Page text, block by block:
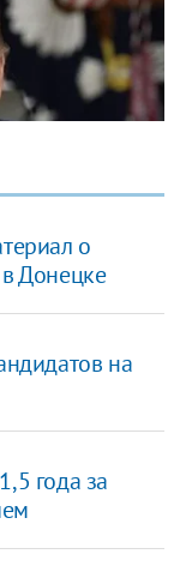
о
Донецке
на
года за